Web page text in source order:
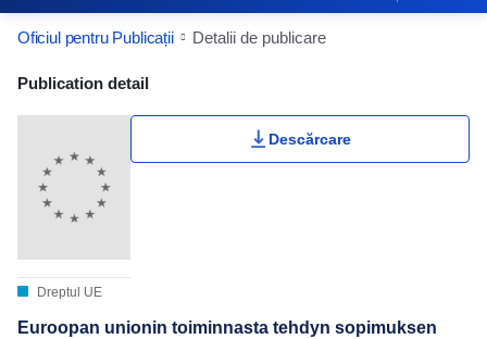
Oficiul pentru Publicații Detalii de publicare
Publication Detail Actions Portlet
Publication detail
Dreptul UE
Descărcare
Euroopan unionin toiminnasta tehdyn sopimuksen